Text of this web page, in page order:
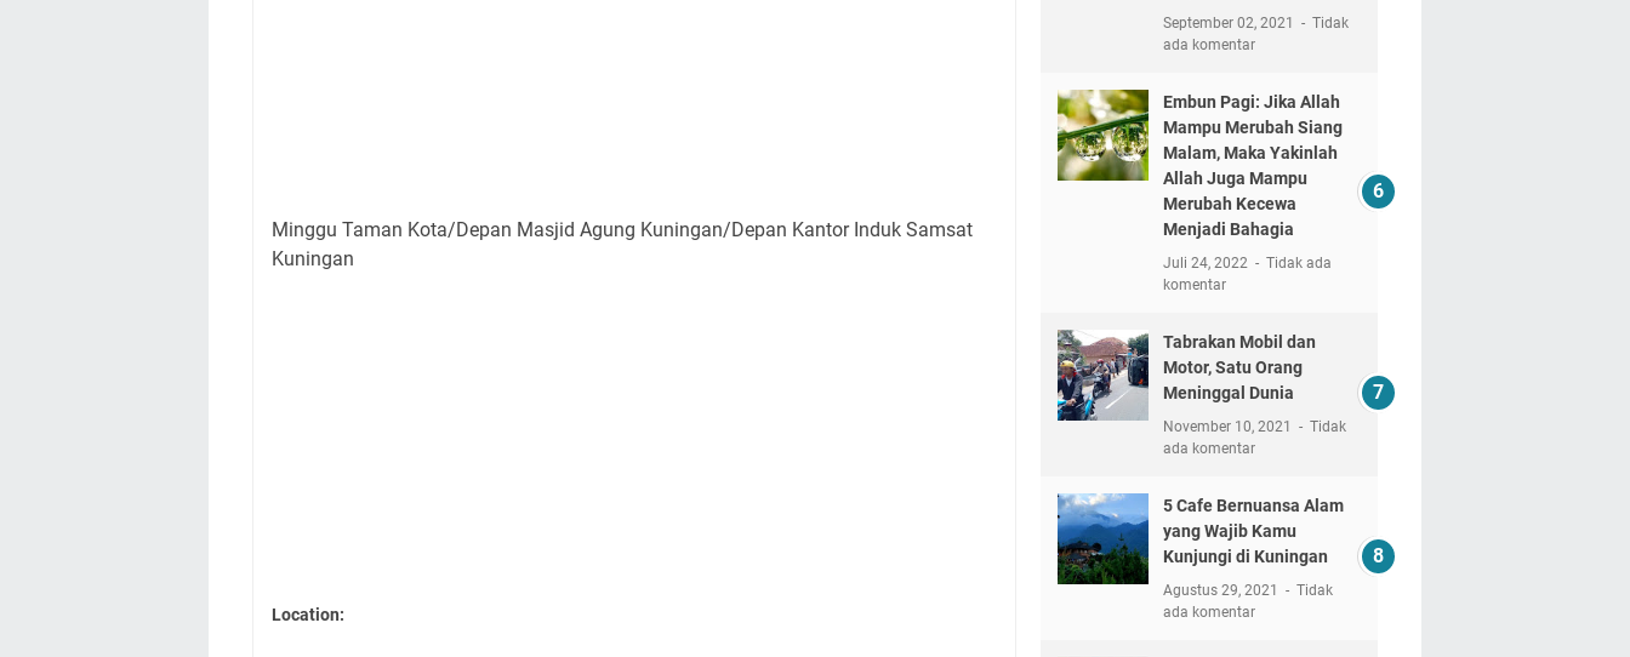
Minggu Taman Kota/Depan Masjid Agung Kuningan/Depan Kantor Induk Samsat
Kuningan
Location:
September 02, 2021
Tidak
ada komentar
Embun Pagi: Jika Allah
Mampu Merubah Siang
Malam, Maka Yakinlah
Allah Juga Mampu
Merubah Kecewa
Menjadi Bahagia
Juli 24, 2022
Tidak ada
komentar
Tabrakan Mobil dan
Motor, Satu Orang
Meninggal Dunia
November 10, 2021
Tidak
ada komentar
5 Cafe Bernuansa Alam
yang Wajib Kamu
Kunjungi di Kuningan
Agustus 29, 2021
Tidak
ada komentar